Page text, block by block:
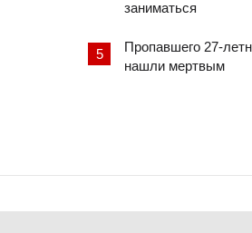
заниматься
Пропавшего 27-
нашли мертвым